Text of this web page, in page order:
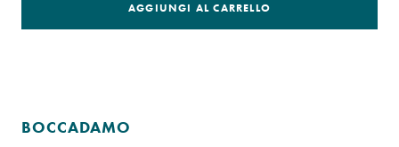
AGGIUNGI AL CARRELLO
BOCCADAMO